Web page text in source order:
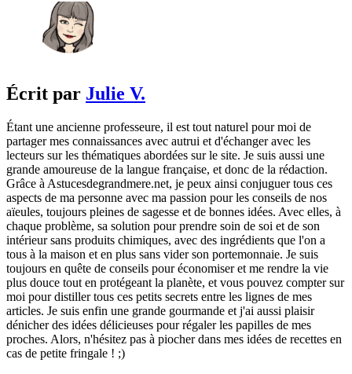
Écrit par Julie V.
Étant une ancienne professeure, il est tout naturel pour moi de
partager mes connaissances avec autrui et d'échanger avec les
lecteurs sur les thématiques abordées sur le site. Je suis aussi une
grande amoureuse de la langue française, et donc de la rédaction.
Grâce à Astucesdegrandmere.net, je peux ainsi conjuguer tous ces
aspects de ma personne avec ma passion pour les conseils de nos
aïeules, toujours pleines de sagesse et de bonnes idées. Avec elles, à
chaque problème, sa solution pour prendre soin de soi et de son
intérieur sans produits chimiques, avec des ingrédients que l'on a
tous à la maison et en plus sans vider son portemonnaie. Je suis
toujours en quête de conseils pour économiser et me rendre la vie
plus douce tout en protégeant la planète, et vous pouvez compter sur
moi pour distiller tous ces petits secrets entre les lignes de mes
articles. Je suis enfin une grande gourmande et j'ai aussi plaisir
dénicher des idées délicieuses pour régaler les papilles de mes
proches. Alors, n'hésitez pas à piocher dans mes idées de recettes en
cas de petite fringale ! ;)